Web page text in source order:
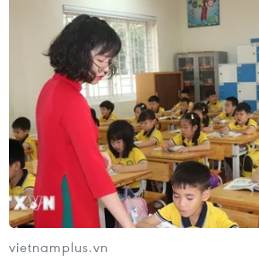
07/08/2026 14:37 07/08/
Lào Cai: Đứt gãy 30m
đường tỉnh 161 sau mưa
lớn, giao thông bị chia cắt
07/08/2026 10:08
Đã xác
khiến
lốp
07/08/
vietnamplus.vn